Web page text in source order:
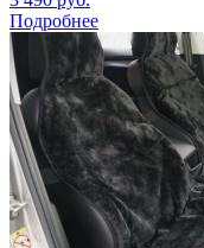
Подробнее